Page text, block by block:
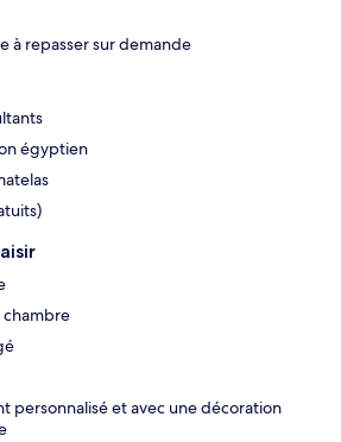
à repasser sur demande
égyptien
chambre
personnalisé et avec une décoration